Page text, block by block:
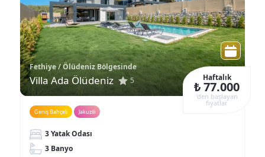
Fethiye / Ölüdeniz Bölgesinde
Villa Ada Ölüdeniz 5 Haftalık
₺ 77.000
‘den başlayan
fiyatlar
Geniş Bahçeli Jakuzili
3 Yatak Odası
3 Banyo